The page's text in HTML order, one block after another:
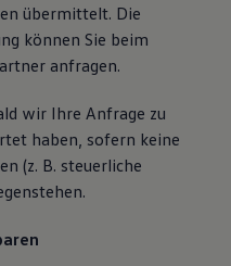
übermittelt. Die
können Sie beim
anfragen.
wir Ihre Anfrage zu
haben, sofern keine
(z. B. steuerliche